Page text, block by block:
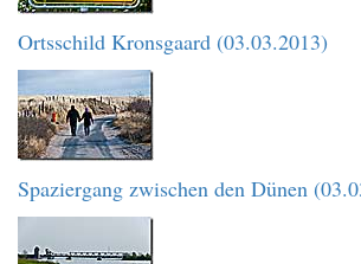
Ortsschild Kronsgaard (03.03.2013)
Spaziergang zwischen den Dünen